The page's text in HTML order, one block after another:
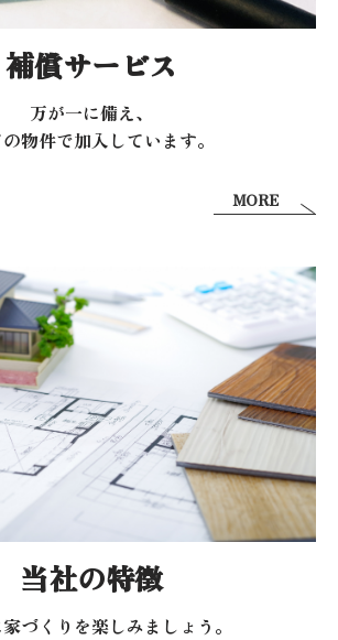
補償サービス
万が一に備え、
物件で加入しています。
MORE
当社の特徴
づくりを楽しみましょう。